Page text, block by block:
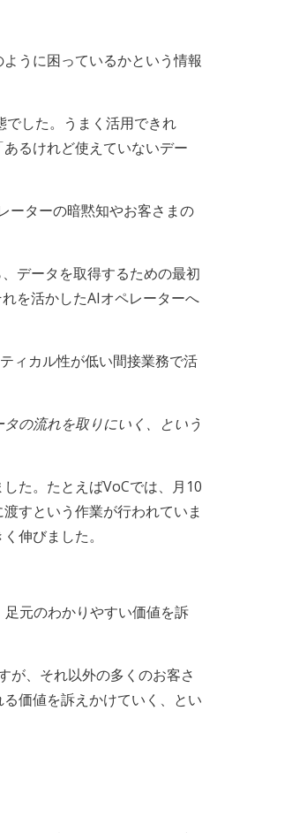
うに困っているかという情報
でした。うまく活用できれ
るけれど使えていないデー
ーターの暗黙知やお客さまの
データを取得するための最初
を活かしたAIオペレーターへ
ィカル性が低い間接業務で活
の流れを取りにいく、という
た。たとえばVoCでは、月10
すという作業が行われていま
伸びました。
足元のわかりやすい価値を訴
が、それ以外の多くのお客さ
価値を訴えかけていく、とい